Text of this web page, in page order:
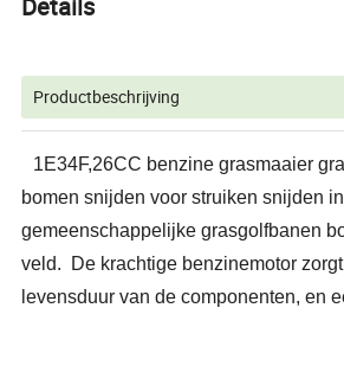
Details
Productbeschrijving
1E34F,26CC benzine grasmaaier
bomen snijden voor struiken snijden in
gemeenschappelijke grasgolfbanen
veld.
De krachtige benzinemotor
levensduur van de componenten, en